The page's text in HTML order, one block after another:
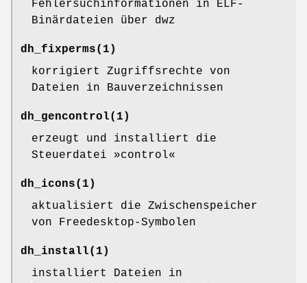
Fehlersuchinformationen in ELF-
Binärdateien über dwz
dh_fixperms(1)
korrigiert Zugriffsrechte von
Dateien in Bauverzeichnissen
dh_gencontrol(1)
erzeugt und installiert die
Steuerdatei »control«
dh_icons(1)
aktualisiert die Zwischenspeicher
von Freedesktop-Symbolen
dh_install(1)
installiert Dateien in